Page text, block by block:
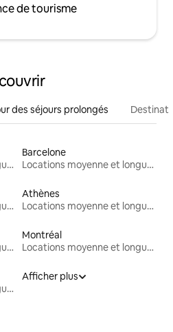
de tourisme
des séjours prolongés
Locations moyenne et longue durée
Barcelone
Locations moyenne et longue durée
Locations moyenne et longue durée
Athènes
Locations moyenne et longue durée
Locations moyenne et longue durée
Montréal
Locations moyenne et longue durée
Locations moyenne et longue durée
Afficher plus